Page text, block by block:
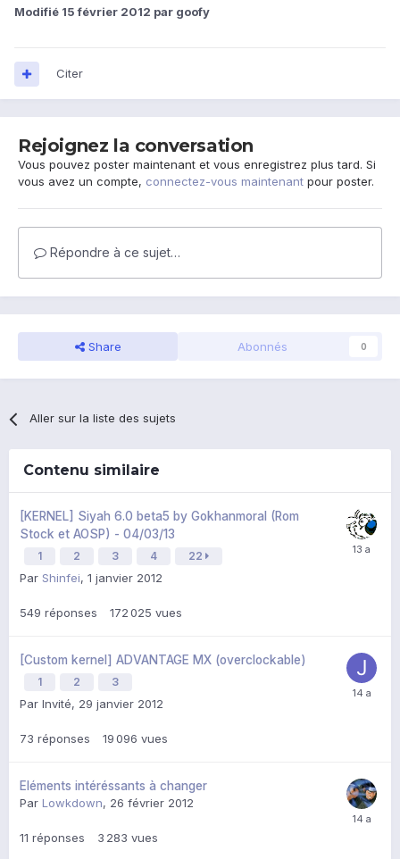
Modifié 15 février 2012 par goofy
Citer
Rejoignez la conversation
Vous pouvez poster maintenant et vous enregistrez plus tard. Si
vous avez un compte, connectez-vous maintenant pour poster.
Répondre à ce sujet…
Share Abonnés 0
Aller sur la liste des sujets
Contenu similaire
[KERNEL] Siyah 6.0 beta5 by Gokhanmoral (Rom
Stock et AOSP) - 04/03/13
1 2 3 4 22
Par Shinfei, 1 janvier 2012
549 réponses 172 025 vues
[Custom kernel] ADVANTAGE MX (overclockable)
1 2 3
Par Invité, 29 janvier 2012
73 réponses 19 096 vues
Eléments intéréssants à changer
Par Lowkdown, 26 février 2012
11 réponses 3 283 vues